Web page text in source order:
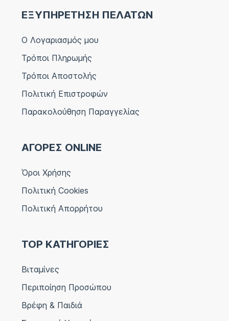
ΕΞΥΠΗΡΕΤΗΣΗ ΠΕΛΑΤΩΝ
Ο Λογαριασμός μου
Τρόποι Πληρωμής
Τρόποι Αποστολής
Πολιτική Επιστροφών
Παρακολούθηση Παραγγελίας
ΑΓΟΡΕΣ ONLINE
Όροι Χρήσης
Πολιτική Cookies
Πολιτική Απορρήτου
TOP ΚΑΤΗΓΟΡΙΕΣ
Βιταμίνες
Περιποίηση Προσώπου
Βρέφη & Παιδιά